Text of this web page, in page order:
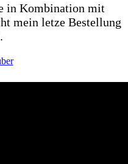
in Kombination mit
mein letze Bestellung